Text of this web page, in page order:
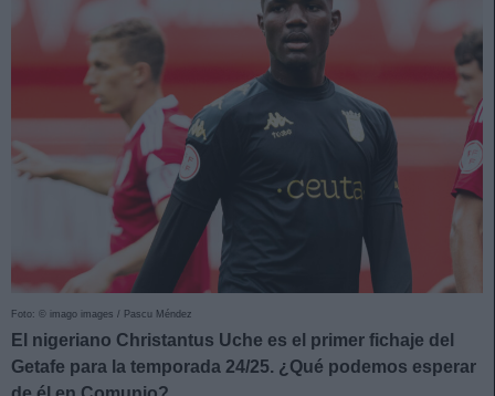
Foto: © imago images / Pascu Méndez
El nigeriano Christantus Uche es el primer fichaje del
Getafe para la temporada 24/25. ¿Qué podemos esperar